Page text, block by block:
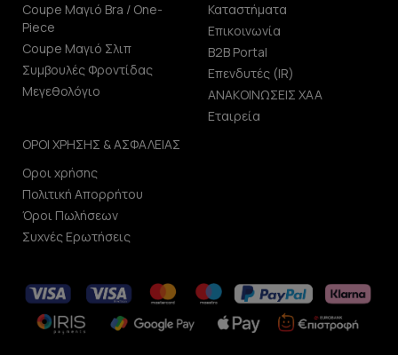
Coupe Μαγιό Bra / One-
Piece
Coupe Μαγιό Σλιπ
Συμβουλές Φροντίδας
Μεγεθολόγιο
Καταστήματα
Επικοινωνία
B2B Portal
Επενδυτές (IR)
ΑΝΑΚΟΙΝΩΣΕΙΣ ΧΑΑ
Εταιρεία
ΟΡΟΙ ΧΡΗΣΗΣ & ΑΣΦΑΛΕΙΑΣ
Οροι χρήσης
Πολιτική Απορρήτου
Όροι Πωλήσεων
Συχνές Ερωτήσεις